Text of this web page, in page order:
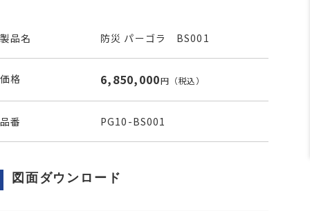
製品名 防災 パーゴラ BS001
価格 6,850,000円 （税込）
品番 PG10-BS001
図面ダウンロード